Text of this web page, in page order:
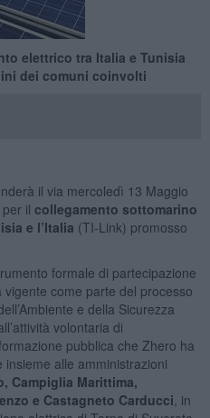
elettrico tra Italia e Tunisia
dei comuni coinvolti
il via mercoledì 13 Maggio
il collegamento sottomarino
e l’Italia (TI-Link) promosso
formale di partecipazione
come parte del processo
e della Sicurezza
volontaria di
pubblica che Zhero ha
alle amministrazioni
Campiglia Marittima,
e Castagneto Carducci , in